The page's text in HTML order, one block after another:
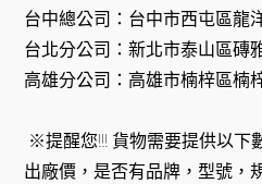
台中總公司：台中市西屯區龍
台北分公司：新北市泰山區磚
高雄分公司：高雄市楠梓區楠
※提醒您!!! 貨物需要提供以下
出廠價，是否有品牌，型號，